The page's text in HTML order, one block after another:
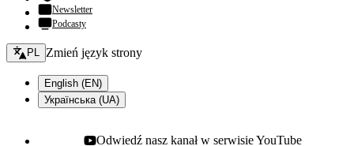
Newsletter
Podcasty
Zmień język - bieżący:
PL Zmień język strony
English (EN)
Українська (UA)
Odwiedź nasz kanał w serwisie YouTube